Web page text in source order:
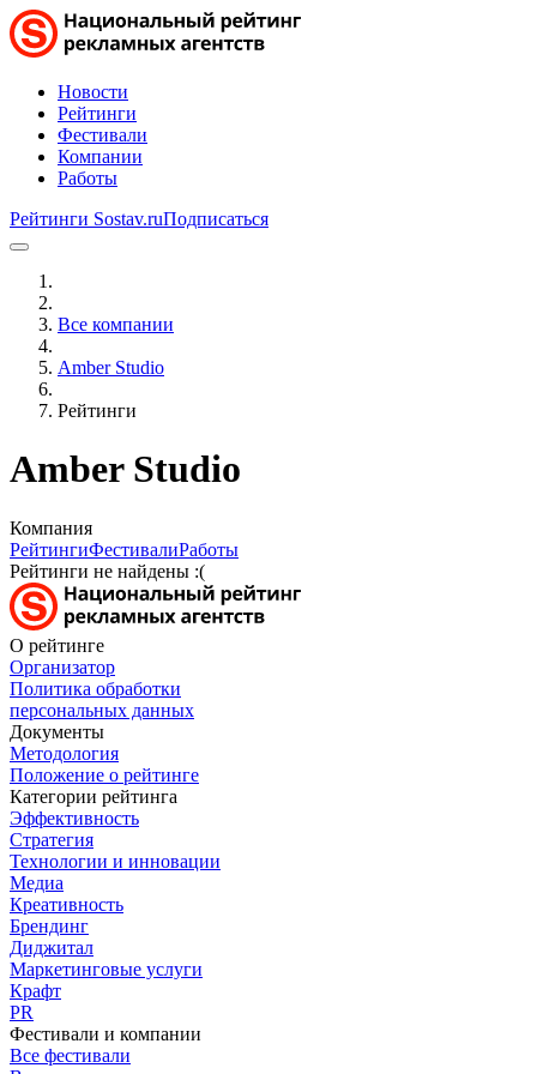
Новости
Рейтинги
Фестивали
Компании
Работы
Рейтинги Sostav.ruПодписаться
Все компании
Amber Studio
Рейтинги
Amber Studio
Компания
РейтингиФестивалиРаботы
Рейтинги не найдены :(
О рейтинге
Организатор
Политика обработки
персональных данных
Документы
Методология
Положение о рейтинге
Категории рейтинга
Эффективность
Стратегия
Технологии и инновации
Медиа
Креативность
Брендинг
Диджитал
Маркетинговые услуги
Крафт
PR
Фестивали и компании
Все фестивали